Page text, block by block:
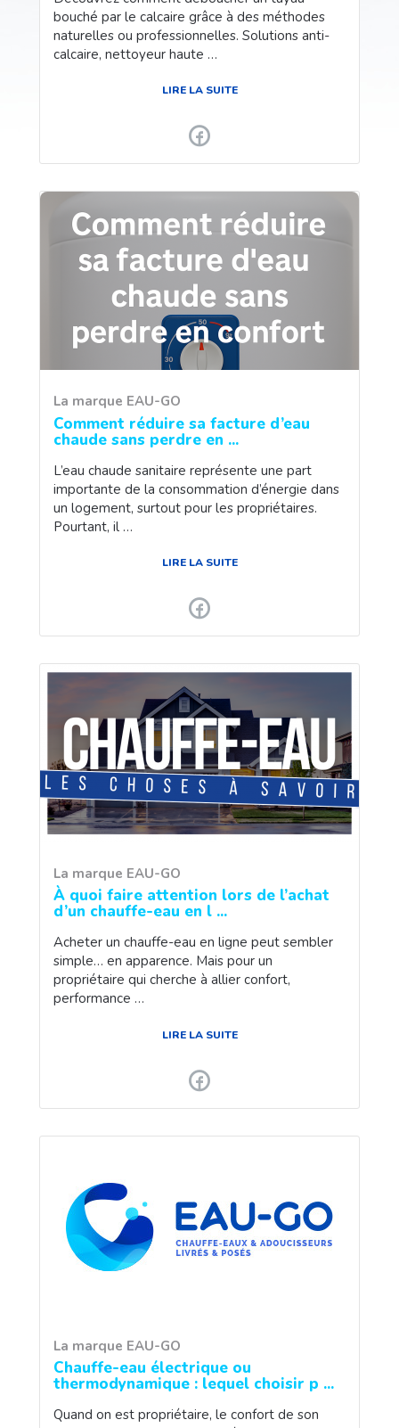
bouché par le calcaire grâce à des méthodes
naturelles ou professionnelles. Solutions anti-
calcaire, nettoyeur haute …
LIRE LA SUITE
La marque EAU-GO
Comment réduire sa facture d’eau
chaude sans perdre en ...
L’eau chaude sanitaire représente une part
importante de la consommation d’énergie dans
un logement, surtout pour les propriétaires.
Pourtant, il …
LIRE LA SUITE
La marque EAU-GO
À quoi faire attention lors de l’achat
d’un chauffe-eau en l ...
Acheter un chauffe-eau en ligne peut sembler
simple… en apparence. Mais pour un
propriétaire qui cherche à allier confort,
performance …
LIRE LA SUITE
La marque EAU-GO
Chauffe-eau électrique ou
thermodynamique : lequel choisir p ...
Quand on est propriétaire, le confort de son